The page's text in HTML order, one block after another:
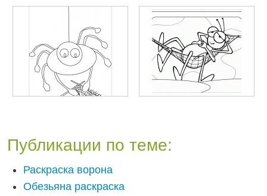
Публикации по теме:
Раскраска ворона
Обезьяна раскраска